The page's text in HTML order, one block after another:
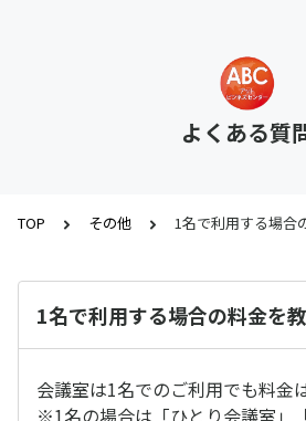
よくある質
TOP その他 1名で利用する場合
1名で利用する場合の料金を教
会議室は1名でのご利用でも料金
※1名の場合は「ひとり会議室」